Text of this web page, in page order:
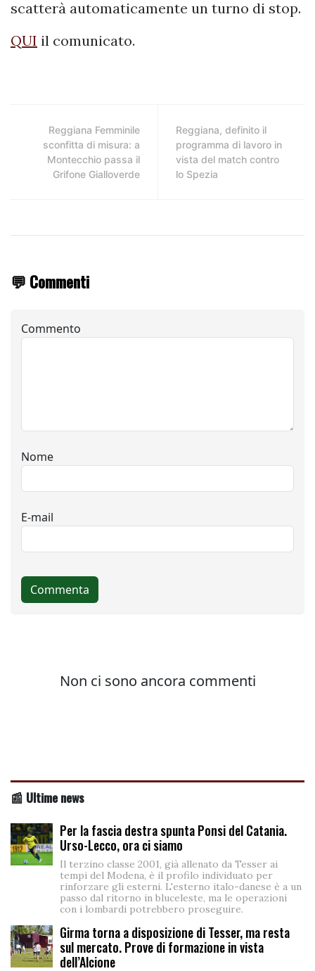
scatterà automaticamente un turno di stop.
QUI il comunicato.
Reggiana Femminile
sconfitta di misura: a
Montecchio passa il
Grifone Gialloverde
Reggiana, definito il
programma di lavoro in
vista del match contro
lo Spezia
💬 Commenti
📰 Ultime news
Per la fascia destra spunta Ponsi del Catania.
Urso-Lecco, ora ci siamo
Il terzino classe 2001, già allenato da Tesser ai
tempi del Modena, è il profilo individuato per
rinforzare gli esterni. L'esterno italo-danese è a un
passo dal ritorno in bluceleste, ma le operazioni
con i lombardi potrebbero proseguire.
Girma torna a disposizione di Tesser, ma resta
sul mercato. Prove di formazione in vista
dell’Alcione